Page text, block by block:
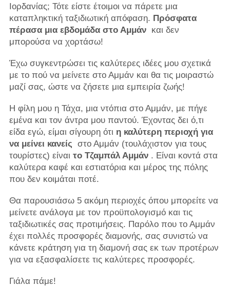
Ιορδανίας; Τότε είστε έτοιμοι να πάρετε μια
καταπληκτική ταξιδιωτική απόφαση. Πρόσφατα
πέρασα μια εβδομάδα στο Αμμάνκαι δεν
μπορούσα να χορτάσω!
Έχω συγκεντρώσει τις καλύτερες ιδέες μου σχετικά
με το πού να μείνετε στο Αμμάν και θα τις μοιραστώ
μαζί σας, ώστε να ζήσετε μια εμπειρία ζωής!
Η φίλη μου η Τάχα, μια ντόπια στο Αμμάν, με πήγε
εμένα και τον άντρα μου παντού. Έχοντας δει ό,τι
είδα εγώ, είμαι σίγουρη ότι η καλύτερη περιοχή για
να μείνει κανείς στο Αμμάν (τουλάχιστον για τους
τουρίστες) είναι το Τζαμπάλ Αμμάν. Είναι κοντά στα
καλύτερα καφέ και εστιατόρια και μέρος της πόλης
που δεν κοιμάται ποτέ.
Θα παρουσιάσω 5 ακόμη περιοχές όπου μπορείτε να
μείνετε ανάλογα με τον προϋπολογισμό και τις
ταξιδιωτικές σας προτιμήσεις. Παρόλο που το Αμμάν
έχει πολλές προσφορές διαμονής, σας συνιστώ να
κάνετε κράτηση για τη διαμονή σας εκ των προτέρων
για να εξασφαλίσετε τις καλύτερες προσφορές.
Γιάλα πάμε!